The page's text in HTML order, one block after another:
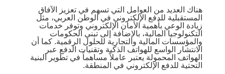
هناك العديد من العوامل التي تسهم في تعزيز الآفاق
المستقبلية للدفع الإلكتروني في الوطن العربي، مثل
زيادة الوعي بأهمية الأمان الإلكتروني وتوفر خدمات
التكنولوجيا المالية، بالإضافة إلى تبني الحكومات
والمؤسسات المالية والتجارية للحلول الرقمية. كما أن
الانتشار الواسع للهواتف الذكية وتقنيات الدفع عبر
الهواتف المحمولة يعتبر عاملاً مساهماً في تطوير البنية
التحتية للدفع الإلكتروني في المنطقة.